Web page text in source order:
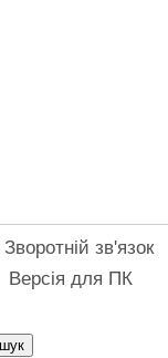
Зворотній зв'язок
Версія для ПК